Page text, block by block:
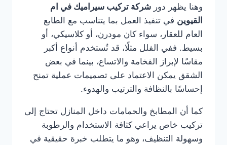
وهنا يظهر دور شركة تركيب سيراميك في ام
القيوين في تنفيذ العمل بما يتناسب مع الطابع
العام للعقار، سواء كان مودرن، أو كلاسيكي، أو
بسيط. ففي الفلل مثلًا، قد تُستخدم أنواع أكبر
مقاسًا لإبراز الفخامة والاتساع، بينما في بعض
الشقق يمكن الاعتماد على تصميمات عملية تمنح
إحساسًا بالنظافة والترتيب والهدوء.
كما أن المطابخ والحمامات داخل المنازل تحتاج إلى
تركيب خاص يراعي كثافة الاستخدام والرطوبة
وسهولة التنظيف، وهو ما يتطلب خبرة حقيقية في